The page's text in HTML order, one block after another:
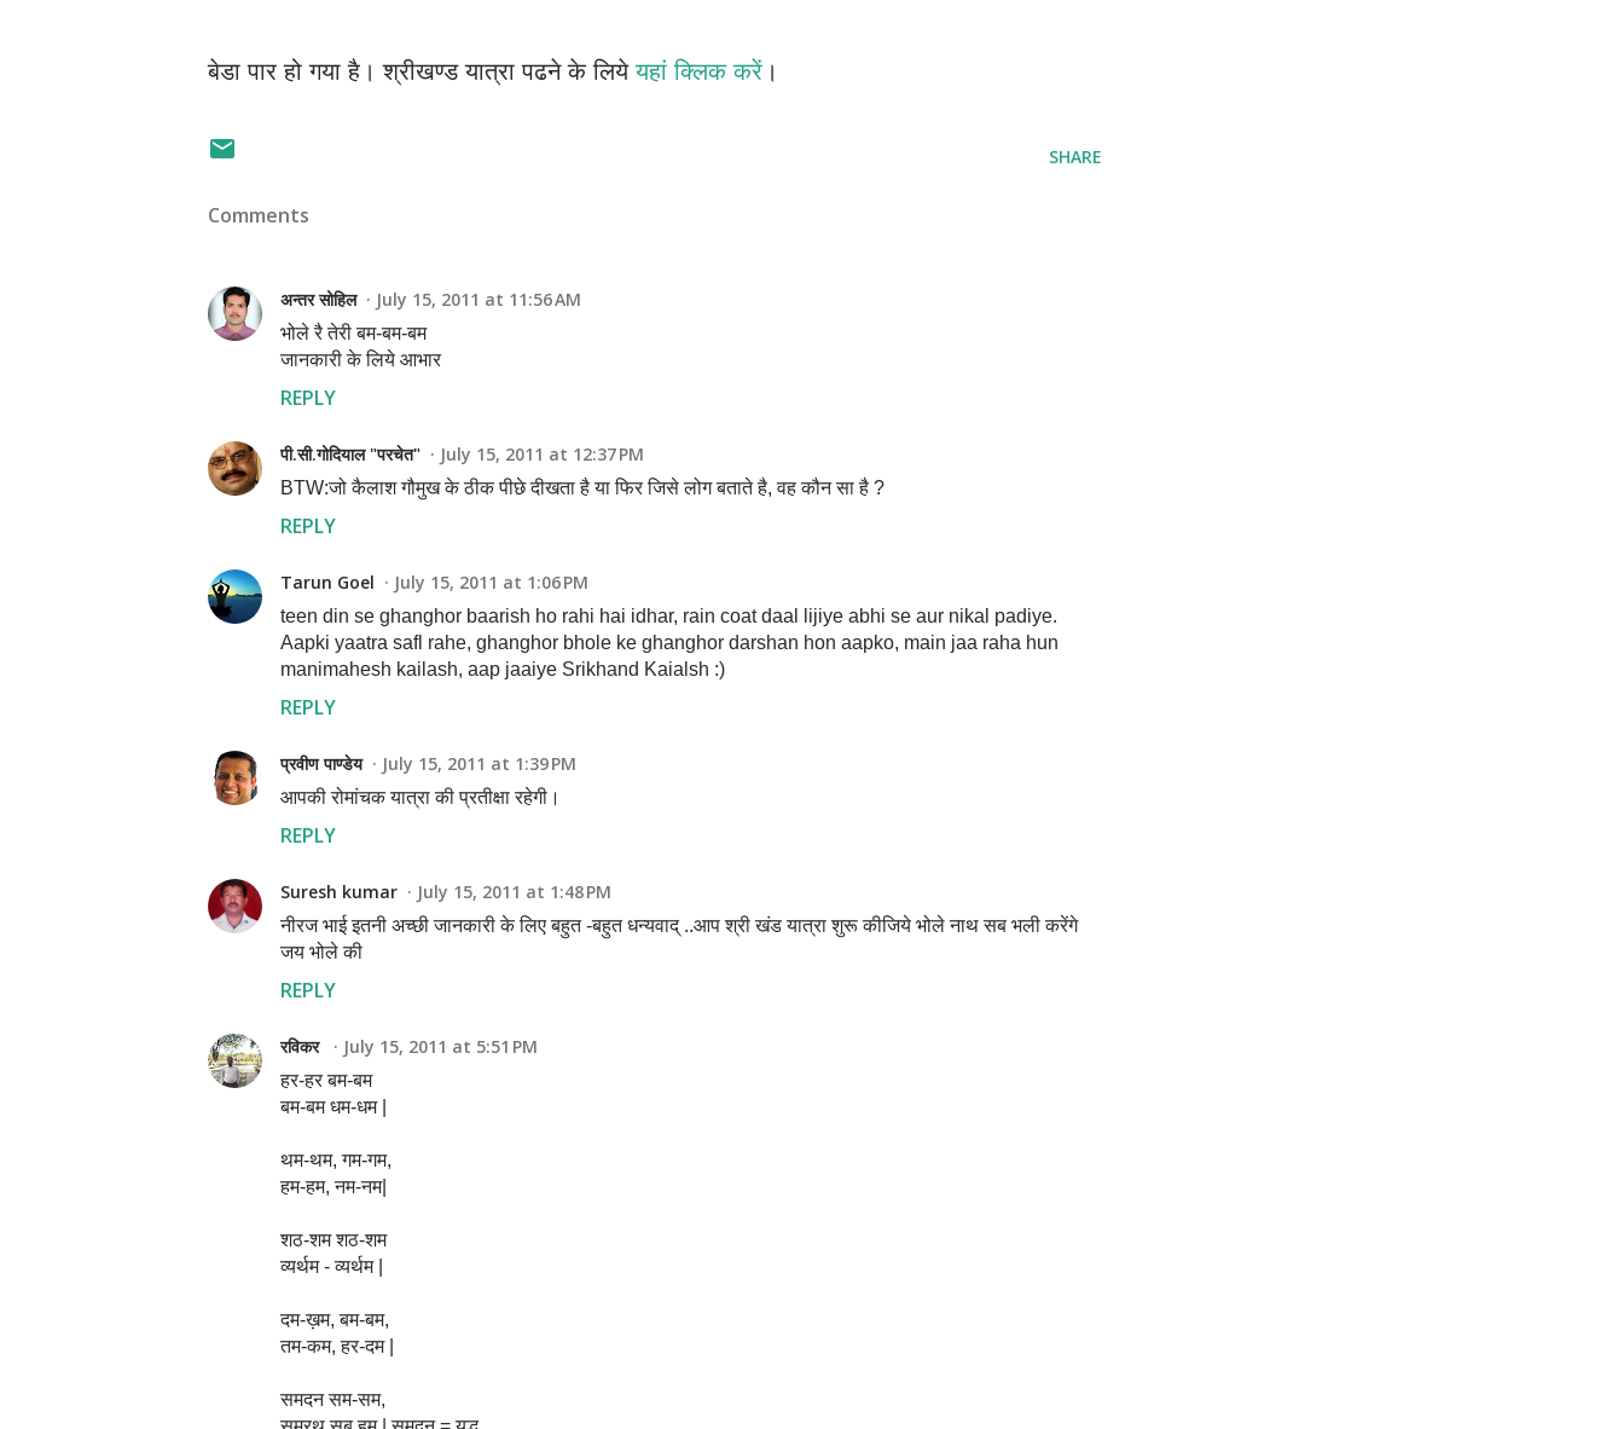
बेडा पार हो गया है। श्रीखण्ड यात्रा पढने के लियेयहां क्लिक करें ।
SHARE
Comments
अन्तर सोहिल July 15, 2011 at 11:56 AM
भोले रै तेरी बम-बम-बम
जानकारी के लिये आभार
REPLY
पी.सी.गोदियाल "परचेत" July 15, 2011 at 12:37 PM
BTW:जो कैलाश गौमुख के ठीक पीछे दीखता है या फिर जिसे लोग बताते है, वह कौन सा है ?
REPLY
Tarun Goel July 15, 2011 at 1:06 PM
teen din se ghanghor baarish ho rahi hai idhar, rain coat daal lijiye abhi se aur nikal padiye.
Aapki yaatra safl rahe, ghanghor bhole ke ghanghor darshan hon aapko, main jaa raha hun
manimahesh kailash, aap jaaiye Srikhand Kaialsh :)
REPLY
प्रवीण पाण्डेय July 15, 2011 at 1:39 PM
आपकी रोमांचक यात्रा की प्रतीक्षा रहेगी।
REPLY
Suresh kumar July 15, 2011 at 1:48 PM
नीरज भाई इतनी अच्छी जानकारी के लिए बहुत -बहुत धन्यवाद् ..आप श्री खंड यात्रा शुरू कीजिये भोले नाथ सब भली करेंगे
जय भोले की
REPLY
रविकर July 15, 2011 at 5:51 PM
हर-हर बम-बम
बम-बम धम-धम |
थम-थम, गम-गम,
हम-हम, नम-नम|
शठ-शम शठ-शम
व्यर्थम - व्यर्थम |
दम-ख़म, बम-बम,
तम-कम, हर-दम |
समदन सम-सम,